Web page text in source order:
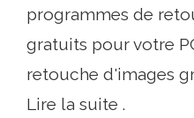
programmes de
gratuits pour votre
retouche d'images
Lire la suite .